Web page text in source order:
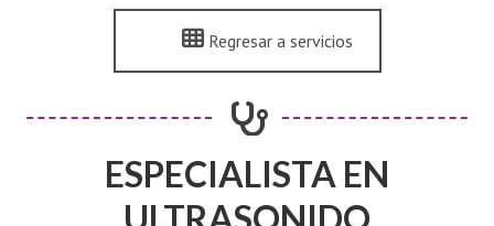
Regresar a servicios
ESPECIALISTA EN